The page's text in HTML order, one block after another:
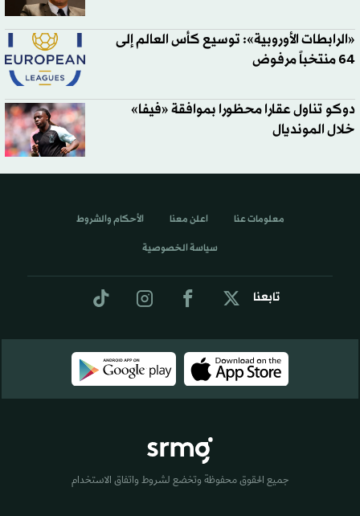
«الرابطات الأوروبية»: توسيع كأس العالم إلى
64 منتخباً مرفوض
دوكو تناول عقارا محظورا بموافقة «فيفا»
خلال المونديال
تابعنا
معلومات عنا اعلن معنا الأحكام والشروط
سياسة الخصوصية
جميع الحقوق محفوظة وتخضع لشروط واتفاق الاستخدام